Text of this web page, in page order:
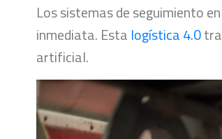
Los sistemas de seguimiento
inmediata. Esta logística 4.0
artificial.